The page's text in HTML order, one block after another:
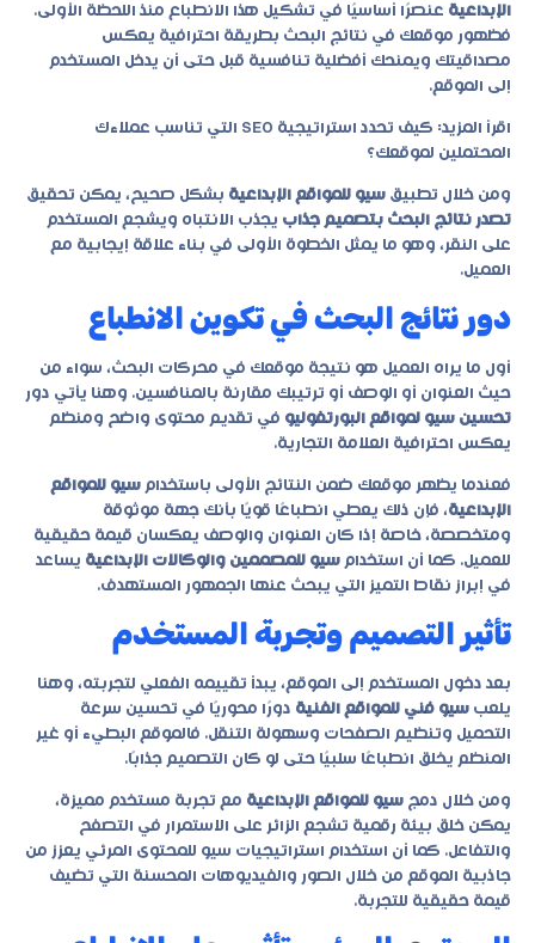
الإبداعية عنصرًا أساسيًا في تشكيل هذا الانطباع منذ اللحظة الأولى.
فظهور موقعك في نتائج البحث بطريقة احترافية يعكس
مصداقيتك ويمنحك أفضلية تنافسية قبل حتى أن يدخل المستخدم
إلى الموقع.
اقرأ المزيد:
كيف تحدد استراتيجية SEO التي تناسب عملاءك
المحتملين لموقعك؟
ومن خلال تطبيق سيو للمواقع الإبداعية بشكل صحيح، يمكن تحقيق
تصدر نتائج البحث بتصميم جذاب يجذب الانتباه ويشجع المستخدم
على النقر، وهو ما يمثل الخطوة الأولى في بناء علاقة إيجابية مع
العميل.
دور نتائج البحث في تكوين الانطباع
أول ما يراه العميل هو نتيجة موقعك في محركات البحث، سواء من
حيث العنوان أو الوصف أو ترتيبك مقارنة بالمنافسين. وهنا يأتي دور
تحسين سيو لمواقع البورتفوليو في تقديم محتوى واضح ومنظم
يعكس احترافية العلامة التجارية.
فعندما يظهر موقعك ضمن النتائج الأولى باستخدام سيو للمواقع
الإبداعية، فإن ذلك يعطي انطباعًا قويًا بأنك جهة موثوقة
ومتخصصة، خاصة إذا كان العنوان والوصف يعكسان قيمة حقيقية
للعميل. كما أن استخدام سيو للمصممين والوكالات الإبداعية يساعد
في إبراز نقاط التميز التي يبحث عنها الجمهور المستهدف.
تأثير التصميم وتجربة المستخدم
بعد دخول المستخدم إلى الموقع، يبدأ تقييمه الفعلي لتجربته، وهنا
يلعب سيو فني للمواقع الفنية دورًا محوريًا في تحسين سرعة
التحميل وتنظيم الصفحات وسهولة التنقل. فالموقع البطيء أو غير
المنظم يخلق انطباعًا سلبيًا حتى لو كان التصميم جذابًا.
ومن خلال دمج سيو للمواقع الإبداعية مع تجربة مستخدم مميزة،
يمكن خلق بيئة رقمية تشجع الزائر على الاستمرار في التصفح
والتفاعل. كما أن استخدام استراتيجيات سيو للمحتوى المرئي يعزز من
جاذبية الموقع من خلال الصور والفيديوهات المحسنة التي تضيف
قيمة حقيقية للتجربة.